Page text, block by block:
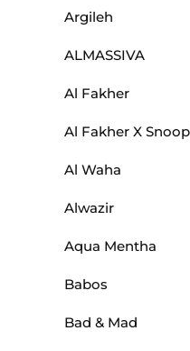
Argileh
ALMASSIVA
Al Fakher
Al Fakher X
Al Waha
Alwazir
Aqua Mentha
Babos
Bad & Mad